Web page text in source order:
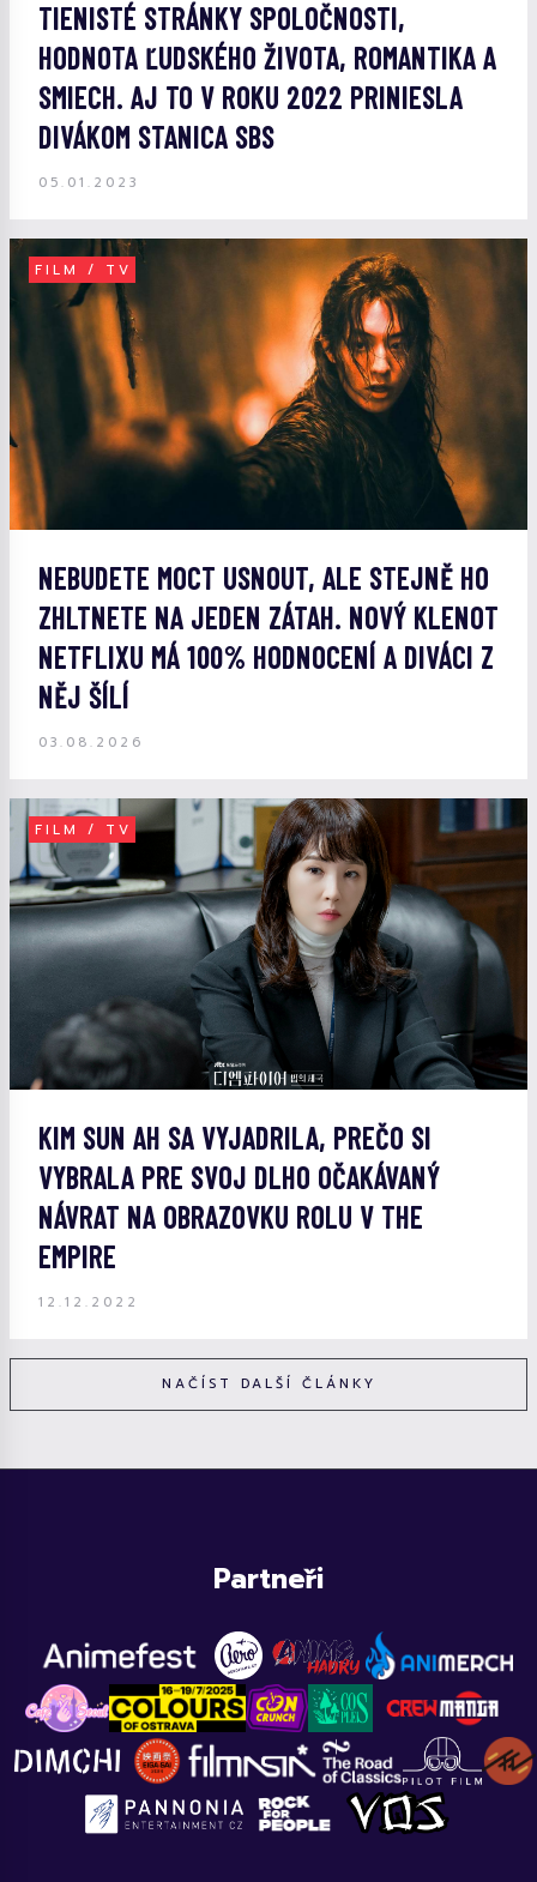
TIENISTÉ STRÁNKY SPOLOČNOSTI,
HODNOTA ĽUDSKÉHO ŽIVOTA, ROMANTIKA A
SMIECH. AJ TO V ROKU 2022 PRINIESLA
DIVÁKOM STANICA SBS
05.01.2023
FILM / TV
NEBUDETE MOCT USNOUT, ALE STEJNĚ HO
ZHLTNETE NA JEDEN ZÁTAH. NOVÝ KLENOT
NETFLIXU MÁ 100% HODNOCENÍ A DIVÁCI Z
NĚJ ŠÍLÍ
03.08.2026
FILM / TV
KIM SUN AH SA VYJADRILA, PREČO SI
VYBRALA PRE SVOJ DLHO OČAKÁVANÝ
NÁVRAT NA OBRAZOVKU ROLU V THE
EMPIRE
12.12.2022
NAČÍST DALŠÍ ČLÁNKY
Partneři